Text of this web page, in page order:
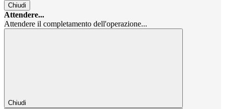
Chiudi
Attendere...
Attendere il completamento dell'operazione...
Chiudi